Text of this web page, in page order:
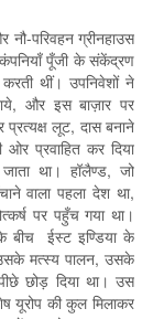
नौ-परिवहन ग्रीनहाउस
कंपनियाँ पूँजी के संकेंद्रण
थीं। उपनिवेशों ने
और इस बाज़ार पर
लूट, दास बनाने
ओर प्रवाहित कर दिया
था। हॉलैण्ड, जो
वाला पहला देश था,
पर पहुँच गया था।
के बीच ईस्ट इण्डिया के
उसके मत्स्य पालन, उसके
छोड़ दिया था। उस
यूरोप की कुल मिलाकर